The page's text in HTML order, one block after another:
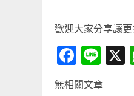
歡迎大家分享讓更
無相關文章